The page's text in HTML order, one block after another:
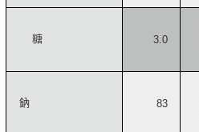
糖 3.0
鈉 83